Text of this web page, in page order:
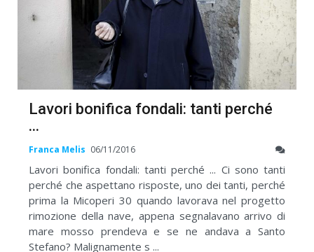
Lavori bonifica fondali: tanti perché
...
Franca Melis 06/11/2016
Lavori bonifica fondali: tanti perché ... Ci sono tanti
perché che aspettano risposte, uno dei tanti, perché
prima la Micoperi 30 quando lavorava nel progetto
rimozione della nave, appena segnalavano arrivo di
mare mosso prendeva e se ne andava a Santo
Stefano? Malignamente s ...